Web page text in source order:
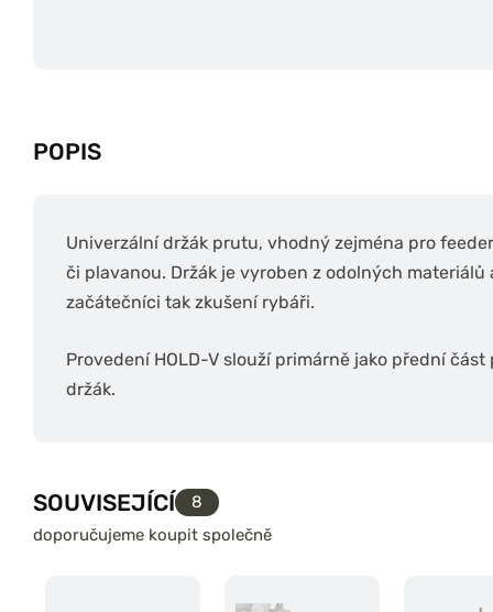
POPIS
Univerzální držák prutu, vhodný zejména pro
či plavanou. Držák je vyroben z odolných
začátečníci tak zkušení rybáři.
Provedení HOLD-V slouží primárně jako přední
držák.
SOUVISEJÍCÍ
8
doporučujeme koupit společně